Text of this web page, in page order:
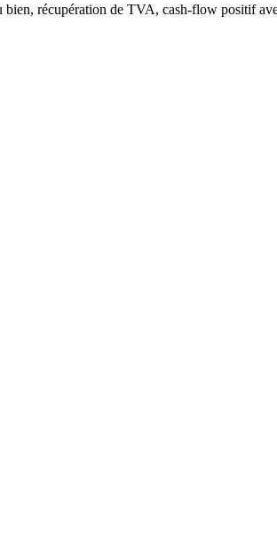
récupération de TVA, cash-flow positif